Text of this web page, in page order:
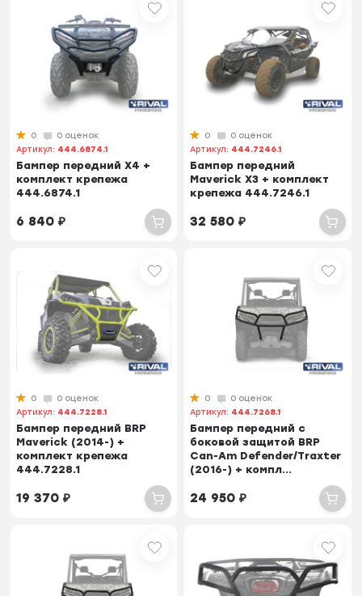
0
0 оценок
Артикул: 444.6874.1
Бампер передний X4 +
комплект крепежа
444.6874.1
6 840₽
0
0 оценок
Артикул: 444.7246.1
Бампер передний
Maverick X3 + комплект
крепежа 444.7246.1
32 580₽
0
0 оценок
Артикул: 444.7228.1
Бампер передний BRP
Maverick (2014-) +
комплект крепежа
444.7228.1
19 370₽
0
0 оценок
Артикул: 444.7268.1
Бампер передний с
боковой защитой BRP
Can-Am Defender/Traxter
(2016-) + компл...
24 950₽